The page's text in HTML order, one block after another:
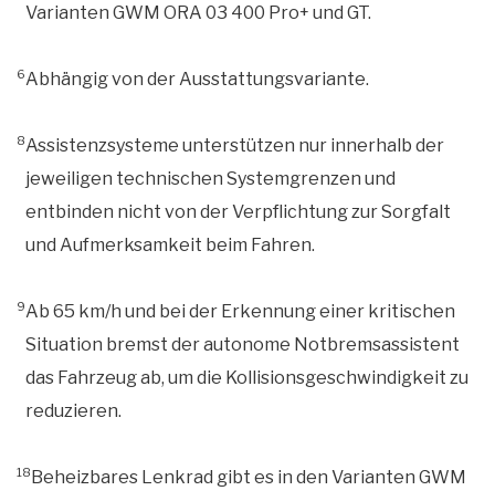
Varianten GWM ORA 03 400 Pro+ und GT.
6Abhängig von der Ausstattungsvariante.
8Assistenzsysteme unterstützen nur innerhalb der
jeweiligen technischen Systemgrenzen und
entbinden nicht von der Verpflichtung zur Sorgfalt
und Aufmerksamkeit beim Fahren.
9Ab 65 km/h und bei der Erkennung einer kritischen
Situation bremst der autonome Notbremsassistent
das Fahrzeug ab, um die Kollisionsgeschwindigkeit zu
reduzieren.
18Beheizbares Lenkrad gibt es in den Varianten GWM